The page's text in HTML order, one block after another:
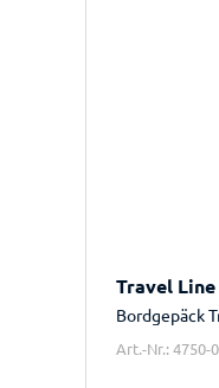
Travel Line
Bordgepäck
Art.-Nr.: 4750-